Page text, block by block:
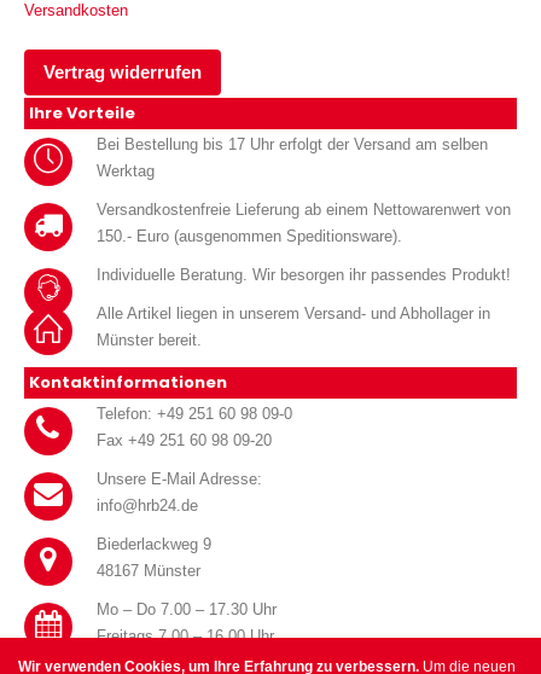
Wir verwenden Cookies, um Ihre Erfahrung zu verbessern. Um die neuen
Versandkosten
Vertrag widerrufen
Ihre Vorteile
Bei Bestellung bis 17 Uhr erfolgt der Versand am selben
Werktag
Versandkostenfreie Lieferung ab einem Nettowarenwert von
150.- Euro (ausgenommen Speditionsware).
Individuelle Beratung. Wir besorgen ihr passendes Produkt!
Alle Artikel liegen in unserem Versand- und Abhollager in
Münster bereit.
Kontaktinformationen
Telefon: +49 251 60 98 09-0
Fax +49 251 60 98 09-20
Unsere E-Mail Adresse:
info@hrb24.de
Biederlackweg 9
48167 Münster
Mo – Do 7.00 – 17.30 Uhr
Freitags 7.00 – 16.00 Uhr